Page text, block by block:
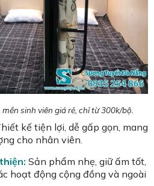
sinh viên giá rẻ, chỉ từ 300k/bộ.
kế tiện lợi, dễ gấp gọn, mang
cho nhân viên.
Sản phẩm nhẹ, giữ ấm tốt,
hoạt động cộng đồng và ngoài